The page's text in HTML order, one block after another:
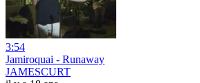
3:54
Jamiroquai - Runaway
JAMESCURT